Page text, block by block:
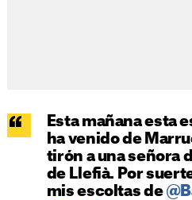
Esta mañana esta
ha venido de
tirón a una señora
de Llefià. Por
mis escoltas de